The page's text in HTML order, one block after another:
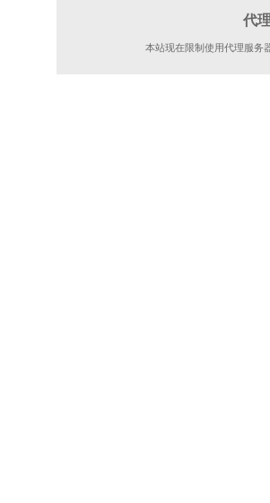
代
本站现在限制使用代理服务